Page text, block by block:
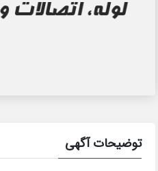
توضیحات آگهی